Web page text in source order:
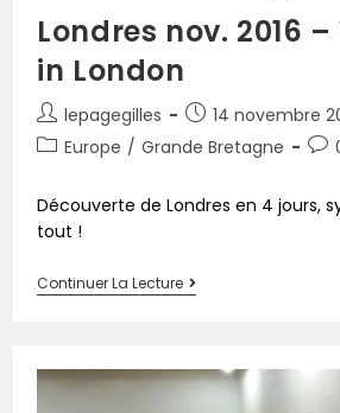
Londres nov. 2016
in London
lepagegilles
14 novembre
Europe / Grande Bretagne
Découverte de Londres en 4 jours,
tout !
Continuer La Lecture